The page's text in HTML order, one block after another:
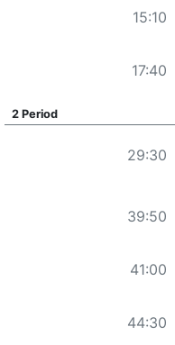
15:10
17:40
2 Period
29:30
39:50
41:00
44:30